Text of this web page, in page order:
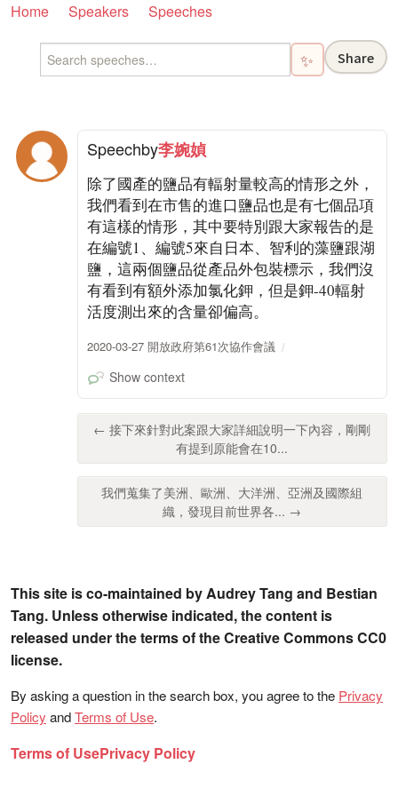
Home Speakers Speeches
✨ Share
Speechby李婉媜
除了國產的鹽品有輻射量較高的情形之外，
我們看到在市售的進口鹽品也是有七個品項
有這樣的情形，其中要特別跟大家報告的是
在編號1、編號5來自日本、智利的藻鹽跟湖
鹽，這兩個鹽品從產品外包裝標示，我們沒
有看到有額外添加氯化鉀，但是鉀-40輻射
活度測出來的含量卻偏高。
2020-03-27 開放政府第61次協作會議
Show context
← 接下來針對此案跟大家詳細說明一下內容，剛剛
有提到原能會在10...
我們蒐集了美洲、歐洲、大洋洲、亞洲及國際組
織，發現目前世界各... →
This site is co-maintained by Audrey Tang and Bestian
Tang. Unless otherwise indicated, the content is
released under the terms of the Creative Commons CC0
license.
By asking a question in the search box, you agree to the Privacy
Policy andTerms of Use.
Terms of UsePrivacy Policy